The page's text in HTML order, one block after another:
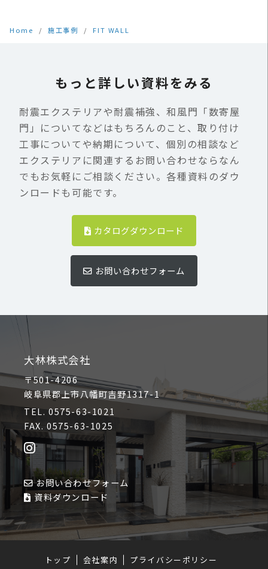
Home 施工事例 FIT WALL
もっと詳しい資料をみる
耐震エクステリアや耐震補強、和風門「数寄屋
門」についてなどはもちろんのこと、取り付け
工事についてや納期について、個別の相談など
エクステリアに関連するお問い合わせならなん
でもお気軽にご相談ください。各種資料のダウ
ンロードも可能です。
カタログダウンロード
お問い合わせフォーム
大林株式会社
〒501-4206
岐阜県郡上市八幡町吉野1317-1
TEL. 0575-63-1021
FAX. 0575-63-1025
お問い合わせフォーム
資料ダウンロード
トップ 会社案内 プライバシーポリシー